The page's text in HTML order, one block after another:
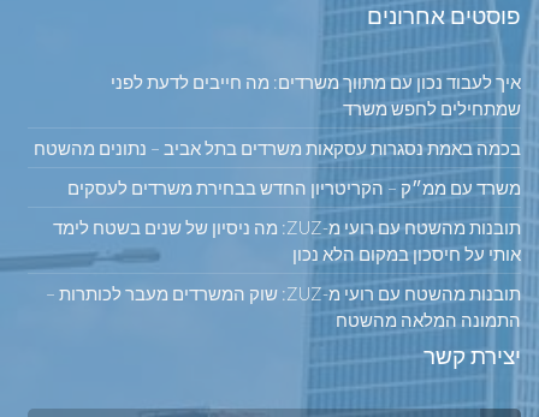
פוסטים אחרונים
איך לעבוד נכון עם מתווך משרדים: מה חייבים לדעת לפני
שמתחילים לחפש משרד
בכמה באמת נסגרות עסקאות משרדים בתל אביב – נתונים מהשטח
משרד עם ממ״ק – הקריטריון החדש בבחירת משרדים לעסקים
תובנות מהשטח עם רועי מ-ZUZ: מה ניסיון של שנים בשטח לימד
אותי על חיסכון במקום הלא נכון
תובנות מהשטח עם רועי מ-ZUZ: שוק המשרדים מעבר לכותרות –
התמונה המלאה מהשטח
יצירת קשר